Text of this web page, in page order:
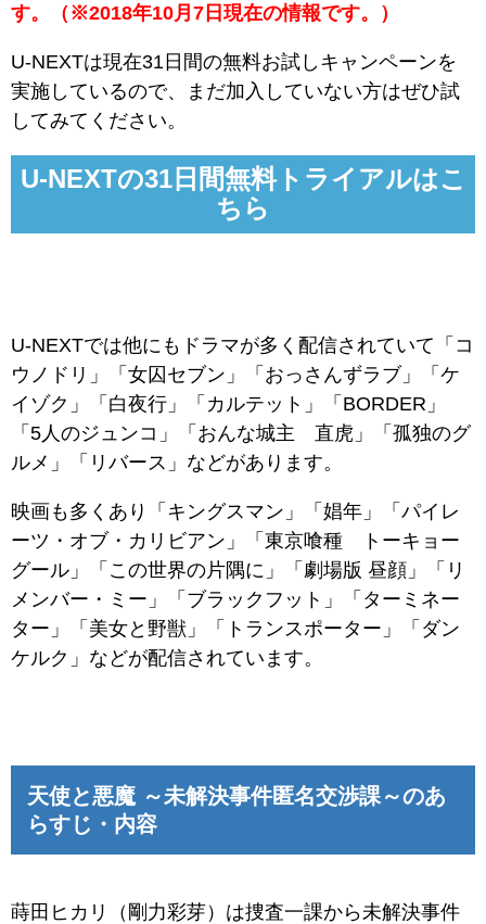
す。（※2018年10月7日現在の情報です。）
U-NEXTは現在31日間の無料お試しキャンペーンを
実施しているので、まだ加入していない方はぜひ試
してみてください。
U-NEXTの31日間無料トライアルはこ
ちら
U-NEXTでは他にもドラマが多く配信されていて「コ
ウノドリ」「女囚セブン」「おっさんずラブ」「ケ
イゾク」「白夜行」「カルテット」「BORDER」
「5人のジュンコ」「おんな城主 直虎」「孤独のグ
ルメ」「リバース」などがあります。
映画も多くあり「キングスマン」「娼年」「パイレ
ーツ・オブ・カリビアン」「東京喰種 トーキョー
グール」「この世界の片隅に」「劇場版 昼顔」「リ
メンバー・ミー」「ブラックフット」「ターミネー
ター」「美女と野獣」「トランスポーター」「ダン
ケルク」などが配信されています。
天使と悪魔 ～未解決事件匿名交渉課～のあ
らすじ・内容
蒔田ヒカリ（剛力彩芽）は捜査一課から未解決事件